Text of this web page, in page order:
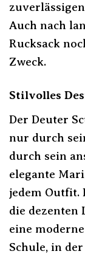
Auch nach
Rucksack
Zweck.
Stilvolles
Der Deuter
nur durch
durch sein
elegante
jedem Outfit.
die dezenten
eine
Schule, in